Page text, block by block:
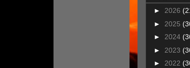
► 2026
► 2025
► 2024
► 2023
► 2022